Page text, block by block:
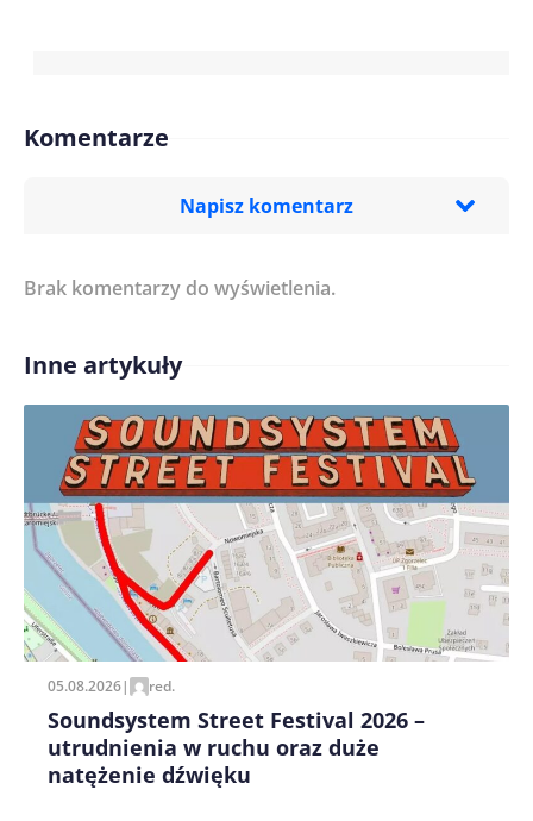
Komentarze
Napisz komentarz
Treść komentarza*
Imię/ Nick*
Zapamiętaj moje dane w tej przeglądarce podczas
pisania kolejnych komentarzy.
Brak komentarzy do wyświetlenia.
Inne artykuły
05.08.2026| red.
Soundsystem Street Festival 2026 –
utrudnienia w ruchu oraz duże
natężenie dźwięku